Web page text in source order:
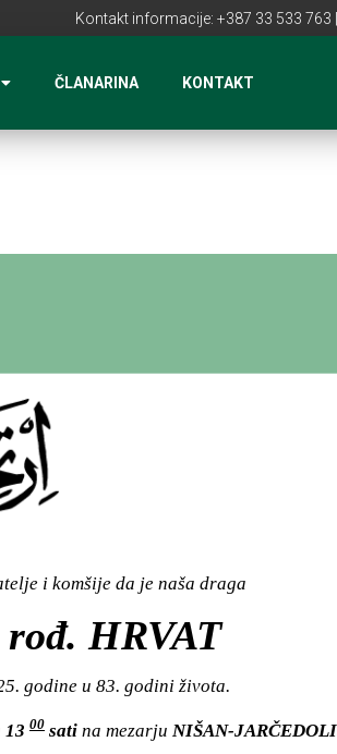
Kontakt informacije: +387 33 533 763
ČLANARINA KONTAKT
i komšije da je naša draga
HRVAT
godine u 83. godini života.
13 00 sati na mezarju NIŠAN-